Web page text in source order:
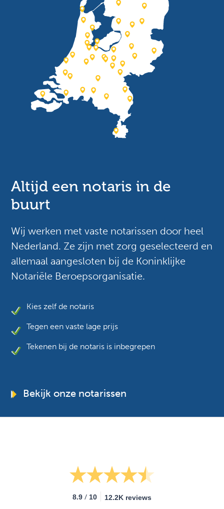
Altijd een notaris in de
buurt
Wij werken met vaste notarissen door heel
Nederland. Ze zijn met zorg geselecteerd en
allemaal aangesloten bij de Koninklijke
Notariële Beroepsorganisatie.
Kies zelf de notaris
Tegen een vaste lage prijs
Tekenen bij de notaris is inbegrepen
Bekijk onze notarissen
8.9 / 10 12.2K reviews